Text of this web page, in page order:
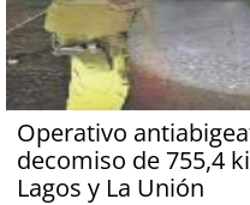
Operativo
decomiso de 755,4
Lagos y La Unión